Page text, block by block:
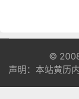
©
声明：本站黄历